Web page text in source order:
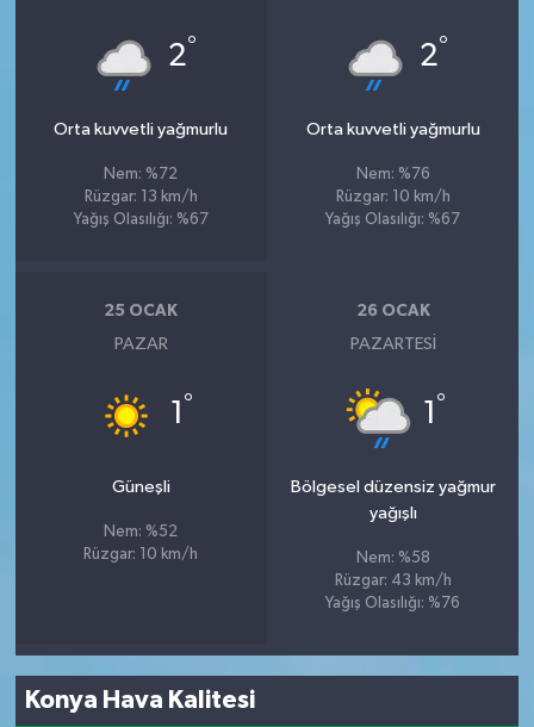
2°
Orta kuvvetli yağmurlu
Nem: %72
Rüzgar: 13 km/h
Yağış Olasılığı: %67
2°
Orta kuvvetli yağmurlu
Nem: %76
Rüzgar: 10 km/h
Yağış Olasılığı: %67
25 OCAK
PAZAR
1 °
Güneşli
Nem: %52
Rüzgar: 10 km/h
26 OCAK
PAZARTESI
1 °
Bölgesel düzensiz yağmur
yağışlı
Nem: %58
Rüzgar: 43 km/h
Yağış Olasılığı: %76
Konya Hava Kalitesi